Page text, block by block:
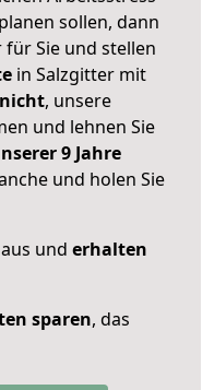
sollen, dann
Sie und stellen
in Salzgitter mit
, unsere
und lehnen Sie
9 Jahre
und holen Sie
und erhalten
sparen, das